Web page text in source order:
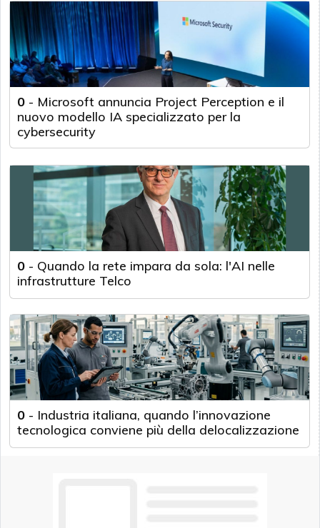
0 - Microsoft annuncia Project Perception e il
nuovo modello IA specializzato per la
cybersecurity
0 - Quando la rete impara da sola: l'AI nelle
infrastrutture Telco
0 - Industria italiana, quando l’innovazione
tecnologica conviene più della delocalizzazione